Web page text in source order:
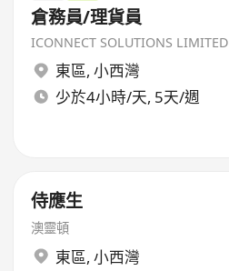
倉務員/理貨員
ICONNECT SOLUTIONS LIMITED
東區, 小西灣
少於4小時/天, 5天/週
侍應生
澳靈頓
東區, 小西灣